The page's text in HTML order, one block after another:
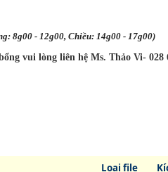
8g00 - 12g00, Chiều: 14g00 - 17g00)
vui lòng liên hệ Ms. Thảo Vi- 028
Loại file